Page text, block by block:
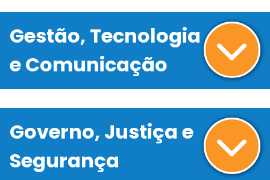
Gestão, Tecnologia
e Comunicação
Governo, Justiça e
Segurança